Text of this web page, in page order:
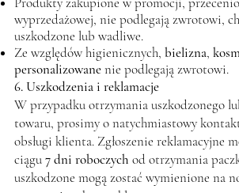
wyprzedażowej, nie podlegają zwrotowi,
uszkodzone lub wadliwe.
Ze względów higienicznych, bielizna,
personalizowanenie podlegają zwrotowi.
6. Uszkodzenia i reklamacje
W przypadku otrzymania uszkodzonego
towaru, prosimy o natychmiastowy
obsługi klienta. Zgłoszenie reklamacyjne
ciągu7 dni roboczych od otrzymania
uszkodzone mogą zostać wymienione na